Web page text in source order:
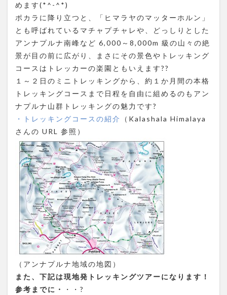
めます(*^-^*)
ポカラに降り立つと、「ヒマラヤのマッターホルン」
とも呼ばれているマチャプチャレや、どっしりとした
アンナプルナ南峰など 6,000～8,000m 級の山々の絶
景が目の前に広がり、まさにその景色やトレッキング
コースはトレッカーの楽園ともいえます??
１～２日のミニトレッキングから、約１か月間の本格
トレッキングコースまで日程を自由に組めるのもアン
ナプルナ山群トレッキングの魅力です?
・トレッキングコースの紹介
（Kalashala Himalaya
さんの URL 参照）
（アンナプルナ地域の地図）
また、下記は現地発トレッキングツアーになります！
参考までに・
・・?